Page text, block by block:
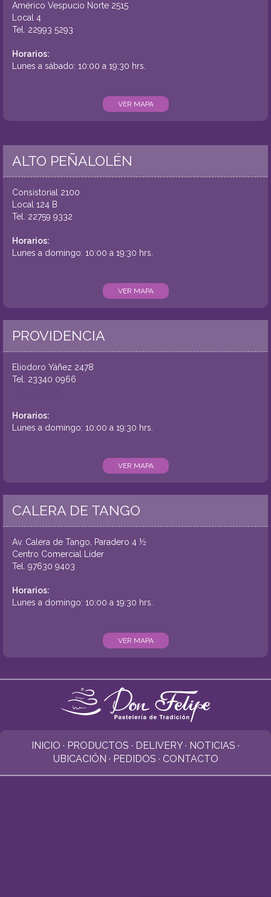
Américo Vespucio Norte 2515
Local 4
Tel. 22993 5293
Horarios:
Lunes a sábado: 10:00 a 19:30 hrs.
VER MAPA
ALTO PEÑALOLÉN
Consistorial 2100
Local 124 B
Tel. 22759 9332
Horarios:
Lunes a domingo: 10:00 a 19:30 hrs.
VER MAPA
PROVIDENCIA
Eliodoro Yáñez 2478
Tel. 23340 0966
Horarios:
Lunes a domingo: 10:00 a 19:30 hrs.
VER MAPA
CALERA DE TANGO
Av. Calera de Tango, Paradero 4 ½
Centro Comercial Líder
Tel. 97630 9403
Horarios:
Lunes a domingo: 10:00 a 19:30 hrs.
VER MAPA
INICIO · PRODUCTOS · DELIVERY · NOTICIAS ·
UBICACIÓN · PEDIDOS · CONTACTO